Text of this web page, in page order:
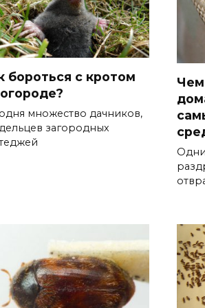
бороться с кротом
множество дачников,
загородных
Чем